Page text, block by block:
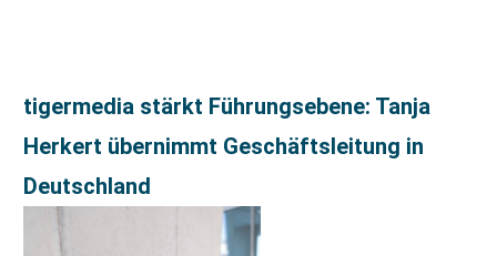
tigermedia stärkt Führungsebene: Tanja
Herkert übernimmt Geschäftsleitung in
Deutschland